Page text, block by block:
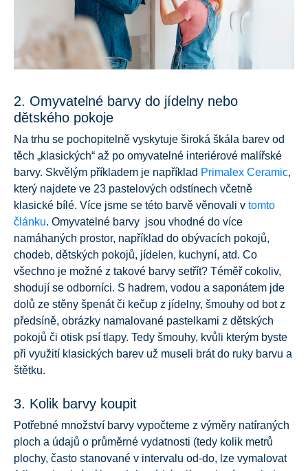
2. Omyvatelné barvy do jídelny nebo
dětského pokoje
Na trhu se pochopitelně vyskytuje široká škála barev od
těch „klasických“ až po omyvatelné interiérové malířské
barvy. Skvělým příkladem je například Primalex Ceramic,
který najdete ve 23 pastelových odstínech včetně
klasické bílé. Více jsme se této barvě věnovali v tomto
článku. Omyvatelné barvy jsou vhodné do více
namáhaných prostor, například do obývacích pokojů,
chodeb, dětských pokojů, jídelen, kuchyní, atd. Co
všechno je možné z takové barvy setřít? Téměř cokoliv,
shodují se odborníci. S hadrem, vodou a saponátem jde
dolů ze stěny špenát či kečup z jídelny, šmouhy od bot z
předsíně, obrázky namalované pastelkami z dětských
pokojů či otisk psí tlapy. Tedy šmouhy, kvůli kterým byste
při využití klasických barev už museli brát do ruky barvu a
štětku.
3. Kolik barvy koupit
Potřebné množství barvy vypočteme z výměry natíraných
ploch a údajů o průměrné vydatnosti (tedy kolik metrů
plochy, často stanované v intervalu od-do, lze vymalovat